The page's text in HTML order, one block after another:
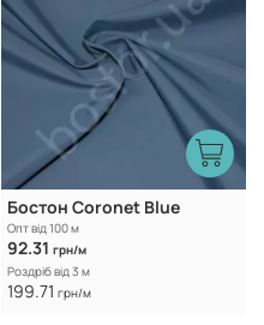
Бостон Coronet Blue
Опт від 100 м
92.31 грн/м
Роздріб від 3 м
199.71 грн/м